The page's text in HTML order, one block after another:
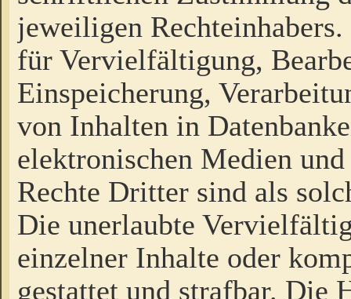
jeweiligen
für Vervielfältigung,
Einspeicherung,
von Inhalten in
elektronischen Medien
Rechte Dritter sind als
Die unerlaubte
einzelner Inhalte oder
gestattet und strafbar. Die